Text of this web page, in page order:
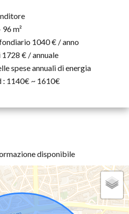
96 m²
1040 € / anno
1728 € / annuale
spese annuali di energia
: 1140€ ~ 1610€
disponibile